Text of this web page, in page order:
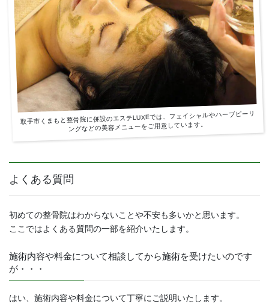
取手市くまもと整骨院に併設のエステLUXEでは、フェイシャルやハーブピーリ
ングなどの美容メニューをご用意しています。
よくある質問
初めての整骨院はわからないことや不安も多いかと思います。
ここではよくある質問の一部を紹介いたします。
施術内容や料金について相談してから施術を受けたいのです
が・・・
はい、施術内容や料金について丁寧にご説明いたします。